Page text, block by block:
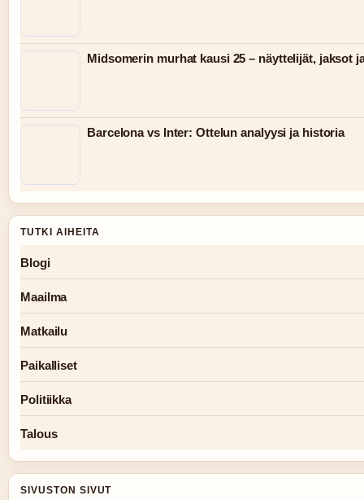
Midsomerin murhat kausi 25 – näyttelijät, jaksot
Barcelona vs Inter: Ottelun analyysi ja historia
TUTKI AIHEITA
Blogi
Maailma
Matkailu
Paikalliset
Politiikka
Talous
SIVUSTON SIVUT